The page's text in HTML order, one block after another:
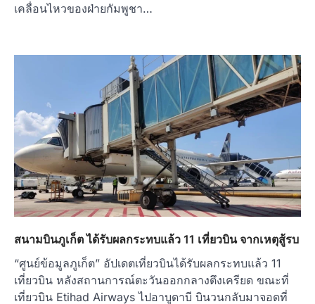
เคลื่อนไหวของฝ่ายกัมพูชา…
สนามบินภูเก็ต ได้รับผลกระทบแล้ว 11 เที่ยวบิน จากเหตุสู้รบ
“ศูนย์ข้อมูลภูเก็ต” อัปเดตเที่ยวบินได้รับผลกระทบแล้ว 11
เที่ยวบิน หลังสถานการณ์ตะวันออกกลางตึงเครียด ขณะที่
เที่ยวบิน Etihad Airways ไปอาบูดาบี บินวนกลับมาจอดที่